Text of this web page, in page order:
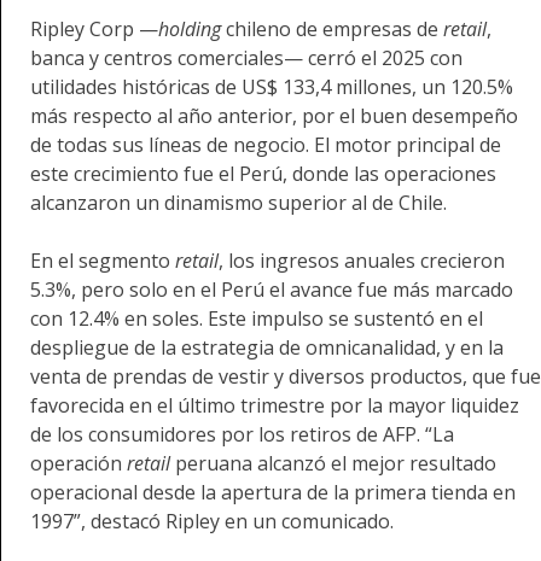
Ripley Corp —holdingchileno de empresas de retail,
banca y centros comerciales— cerró el 2025 con
utilidades históricas de US$ 133,4 millones, un 120.5%
más respecto al año anterior, por el buen desempeño
de todas sus líneas de negocio. El motor principal de
este crecimiento fue el Perú, donde las operaciones
alcanzaron un dinamismo superior al de Chile.
En el segmento retail, los ingresos anuales crecieron
5.3%, pero solo en el Perú el avance fue más marcado
con 12.4% en soles. Este impulso se sustentó en el
despliegue de la estrategia de omnicanalidad, y en la
venta de prendas de vestir y diversos productos, que fue
favorecida en el último trimestre por la mayor liquidez
de los consumidores por los retiros de AFP. “La
operación retailperuana alcanzó el mejor resultado
operacional desde la apertura de la primera tienda en
1997”, destacó Ripley en un comunicado.